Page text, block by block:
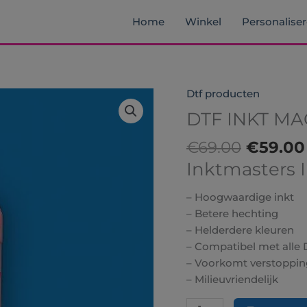
Home Winkel
Dtf producten
DTF INKT
€69.00
prijs
was:
€69.00.
€59.00
Inktmasters
– Hoogwaardige inkt
– Betere hechting
– Helderdere kleuren
– Compatibel met alle
– Voorkomt
– Milieuvriendelijk
DTF
INKT
MAGENTA
1
LITER
hoeveelheid